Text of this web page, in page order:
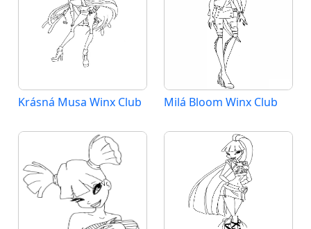
Krásná Musa Winx Club Milá Bloom Winx Club